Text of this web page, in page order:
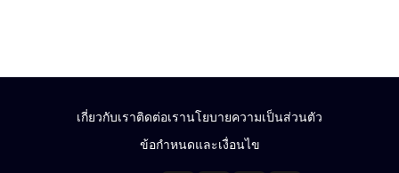
เกี่ยวกับเราติดต่อเรานโยบายความเป็นส่วนตัว
ข้อกำหนดและเงื่อนไข